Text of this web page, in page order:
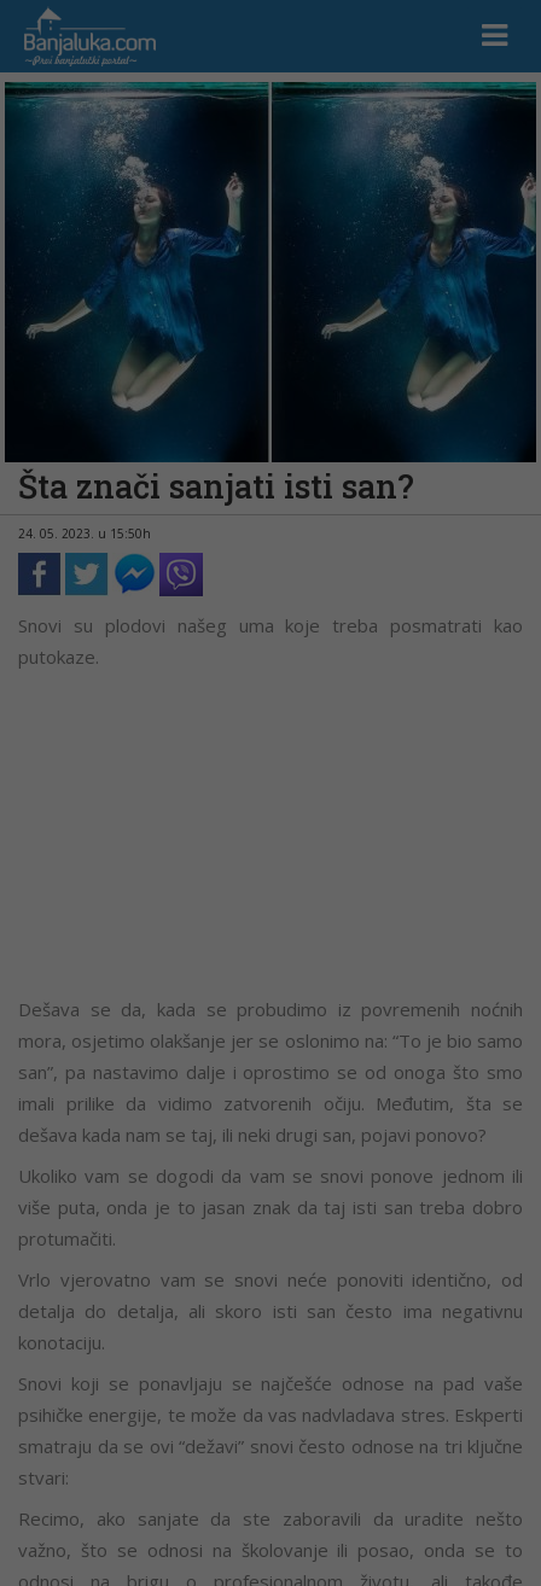
Šta znači sanjati isti san?
24. 05. 2023. u 15:50h
Snovi su plodovi našeg uma koje treba posmatrati kao
putokaze.
Dešava se da, kada se probudimo iz povremenih noćnih
mora, osjetimo olakšanje jer se oslonimo na: “To je bio samo
san”, pa nastavimo dalje i oprostimo se od onoga što smo
imali prilike da vidimo zatvorenih očiju. Međutim, šta se
dešava kada nam se taj, ili neki drugi san, pojavi ponovo?
Ukoliko vam se dogodi da vam se snovi ponove jednom ili
više puta, onda je to jasan znak da taj isti san treba dobro
protumačiti.
Vrlo vjerovatno vam se snovi neće ponoviti identično, od
detalja do detalja, ali skoro isti san često ima negativnu
konotaciju.
Snovi koji se ponavljaju se najčešće odnose na pad vaše
psihičke energije, te može da vas nadvladava stres. Eskperti
smatraju da se ovi “dežavi” snovi često odnose na tri ključne
stvari:
Recimo, ako sanjate da ste zaboravili da uradite nešto
važno, što se odnosi na školovanje ili posao, onda se to
odnosi na brigu o profesionalnom životu, ali takođe